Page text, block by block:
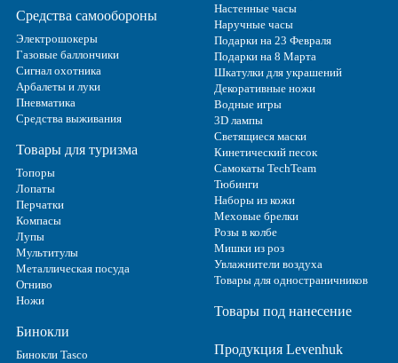
Средства самообороны
Электрошокеры
Газовые баллончики
Сигнал охотника
Арбалеты и луки
Пневматика
Средства выживания
Товары для туризма
Топоры
Лопаты
Перчатки
Компасы
Лупы
Мультитулы
Металлическая посуда
Огниво
Ножи
Бинокли
Бинокли Tasco
Настенные часы
Наручные часы
Подарки на 23 Февраля
Подарки на 8 Марта
Шкатулки для украшений
Декоративные ножи
Водные игры
3D лампы
Светящиеся маски
Кинетический песок
Самокаты TechTeam
Тюбинги
Наборы из кожи
Меховые брелки
Розы в колбе
Мишки из роз
Увлажнители воздуха
Товары для одностраничников
Товары под нанесение
Продукция Levenhuk